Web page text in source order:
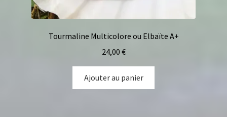
Tourmaline Multicolore ou Elbaïte A+
24,00 €
Ajouter au panier